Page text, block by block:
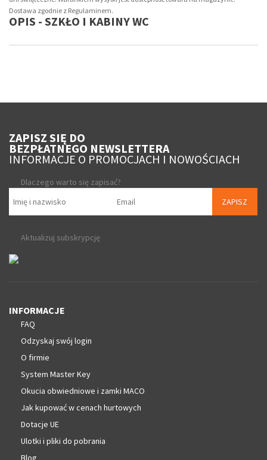
Dostawa zgodnie z Regulaminem.
OPIS - SZKŁO I KABINY WC
ZAPISZ SIĘ DO
BEZPŁATNEGO NEWSLETTERA
INFORMACJE O PROMOCJACH I NOWOŚCIACH
Dlaczego warto się zapisać?
ZAPISZ
Aktualizuj subskrypcję
INFORMACJE
FAQ
Odzyskaj swój login
O firmie
System Master Key
Okucia obwiedniowe i zamki MACO
Jak kupować w cenach hurtowych
Dotacje UE
Ulotki i pliki do pobrania
Blog